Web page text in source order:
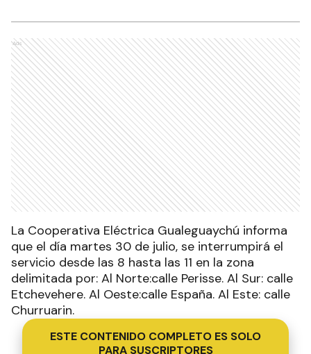
Ads
La Cooperativa Eléctrica Gualeguaychú informa
que el día martes 30 de julio, se interrumpirá el
servicio desde las 8 hasta las 11 en la zona
delimitada por: Al Norte:calle Perisse. Al Sur: calle
Etchevehere. Al Oeste:calle España. Al Este: calle
Churruarin.
ESTE CONTENIDO COMPLETO ES SOLO
PARA SUSCRIPTORES